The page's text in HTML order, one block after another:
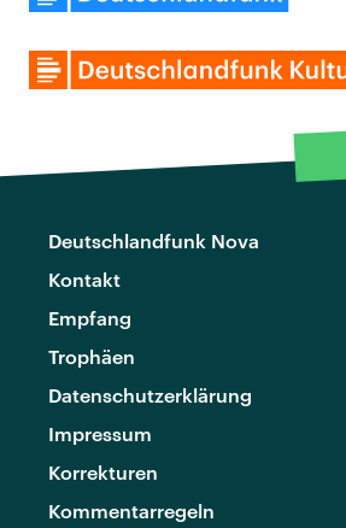
Deutschlandfunk Nova
Kontakt
Empfang
Trophäen
Datenschutzerklärung
Impressum
Korrekturen
Kommentarregeln